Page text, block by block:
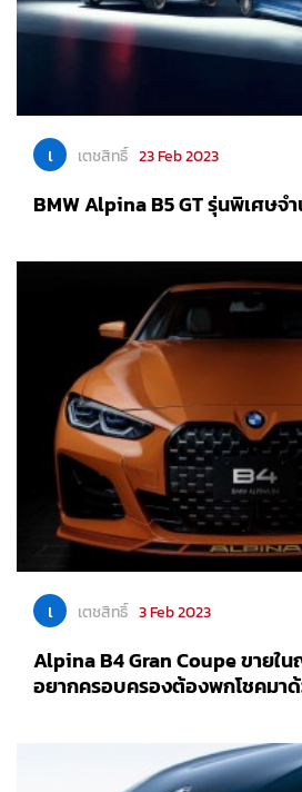
เ เตชสิทธิ์ 23 Feb 2023
BMW Alpina B5 GT รุ่นพิเศษจ
เ เตชสิทธิ์ 3 Feb 2023
Alpina B4 Gran Coupe ขายใ
อยากครอบครองต้องพกโชคมา